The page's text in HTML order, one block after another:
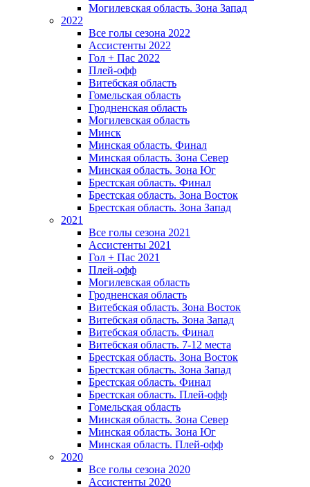
Могилевская область. Зона Запад
2022
Все голы сезона 2022
Ассистенты 2022
Гол + Пас 2022
Плей-офф
Витебская область
Гомельская область
Гродненская область
Могилевская область
Минск
Mинская область. Финал
Минская область. Зона Север
Минская область. Зона Юг
Брестская область. Финал
Брестская область. Зона Восток
Брестская область. Зона Запад
2021
Все голы сезона 2021
Ассистенты 2021
Гол + Пас 2021
Плей-офф
Могилевская область
Гродненская область
Витебская область. Зона Восток
Витебская область. Зона Запад
Витебская область. Финал
Витебская область. 7-12 места
Брестская область. Зона Восток
Брестская область. Зона Запад
Брестская область. Финал
Брестская область. Плей-офф
Гомельская область
Минская область. Зона Север
Минская область. Зона Юг
Минская область. Плей-офф
2020
Все голы сезона 2020
Ассистенты 2020